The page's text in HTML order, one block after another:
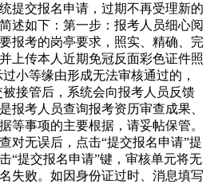
提交报名申请，过期不再受理新的
述如下：第一步：报考人员细心阅
报考的岗亭要求，照实、精确、完
上传本人近期免冠反面彩色证件照
小等缘由形成无法审核通过的，
接管后，系统会向报考人员反馈
报考人员查询报考资历审查成果、
等事项的主要根据，请妥帖保管。
对无误后，点击“提交报名申请”提
“提交报名申请”键，审核单元将无
失败。如因身份证过时、消息填写